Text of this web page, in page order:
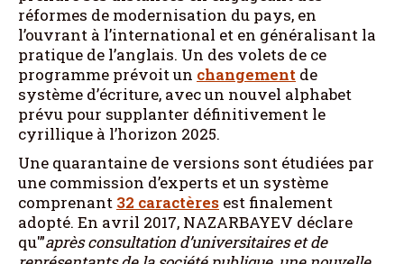
réformes de modernisation du pays, en
l’ouvrant à l’international et en généralisant la
pratique de l’anglais. Un des volets de ce
programme prévoit un changement de
système d’écriture, avec un nouvel alphabet
prévu pour supplanter définitivement le
cyrillique à l’horizon 2025.
Une quarantaine de versions sont étudiées par
une commission d’experts et un système
comprenant 32 caractères est finalement
adopté. En avril 2017, NAZARBAYEV déclare
qu'”après consultation d’universitaires et de